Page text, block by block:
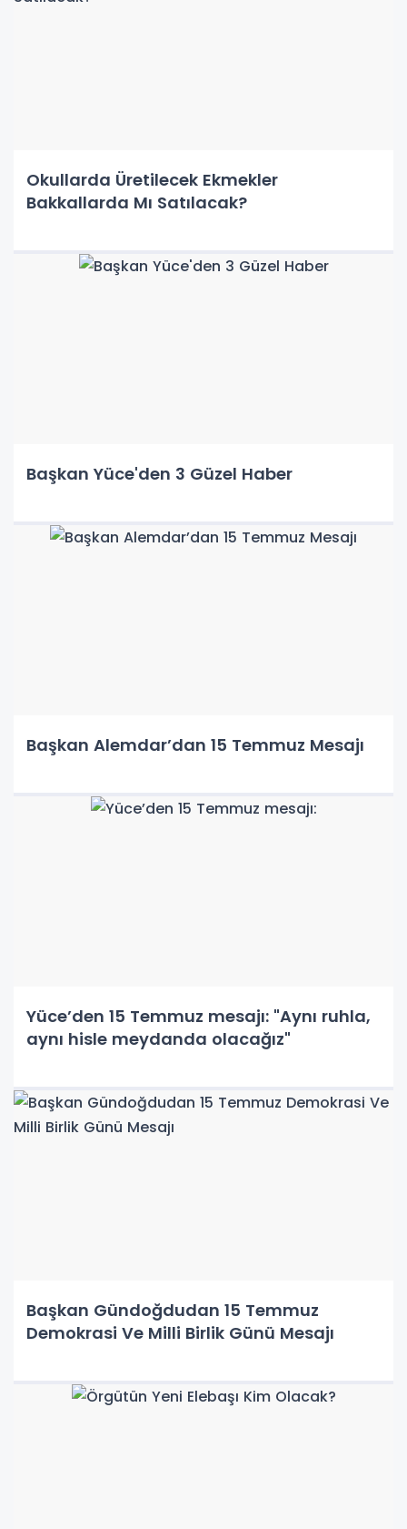
Okullarda Üretilecek Ekmekler
Bakkallarda Mı Satılacak?
Başkan Yüce'den 3 Güzel Haber
Başkan Alemdar’dan 15 Temmuz Mesajı
Yüce’den 15 Temmuz mesajı: "Aynı ruhla,
aynı hisle meydanda olacağız"
Başkan Gündoğdudan 15 Temmuz
Demokrasi Ve Milli Birlik Günü Mesajı